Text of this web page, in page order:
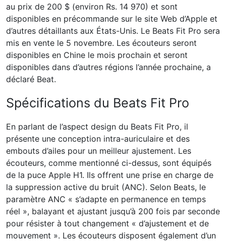
au prix de 200 $ (environ Rs. 14 970) et sont
disponibles en précommande sur le site Web d’Apple et
d’autres détaillants aux États-Unis. Le Beats Fit Pro sera
mis en vente le 5 novembre. Les écouteurs seront
disponibles en Chine le mois prochain et seront
disponibles dans d’autres régions l’année prochaine, a
déclaré Beat.
Spécifications du Beats Fit Pro
En parlant de l’aspect design du Beats Fit Pro, il
présente une conception intra-auriculaire et des
embouts d’ailes pour un meilleur ajustement. Les
écouteurs, comme mentionné ci-dessus, sont équipés
de la puce Apple H1. Ils offrent une prise en charge de
la suppression active du bruit (ANC). Selon Beats, le
paramètre ANC « s’adapte en permanence en temps
réel », balayant et ajustant jusqu’à 200 fois par seconde
pour résister à tout changement « d’ajustement et de
mouvement ». Les écouteurs disposent également d’un